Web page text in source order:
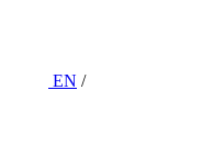
EN /